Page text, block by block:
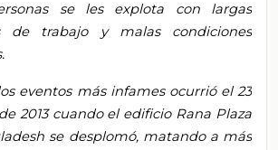
se les explota con largas
de trabajo y malas condiciones
eventos más infames ocurrió el 23
2013 cuando el edificio Rana Plaza
se desplomó, matando a más